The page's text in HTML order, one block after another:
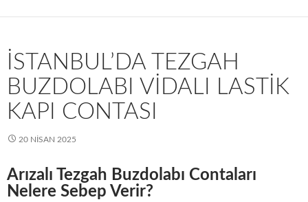
İSTANBUL’DA TEZGAH
BUZDOLABI VIDALI LASTIK
KAPI CONTASI
20 NISAN 2025
Arızalı Tezgah Buzdolabı Contaları
Nelere Sebep Verir?